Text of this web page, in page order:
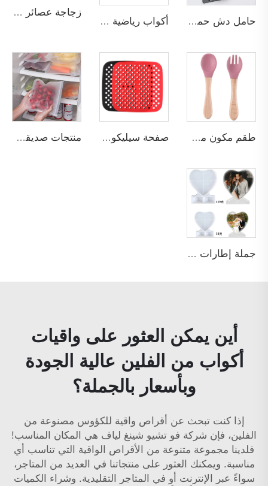
حامل دش حمام متعدد الوظائف وكوب تخزين منظم حسب الطلب، حامل ذكي من السيليكون للفرشاة ومعجون الأسنان قابل للتركيب على الحائط أكواب رياضية قابلة للطي للجيم والسفر، أكواب عازلة قابلة للعزل مصنوعة من السيليكون، زجاجة ماء عازلة
زجاجة عصائر مجمدة بسعة 350 مل، زجاجة متينة لإعداد الآيس كريم والميلك شيك بالتبريد السريع، كوب صنع العصائر المثلجة والسلاشي
طقم مكون من قطعتين حسب الطلب خالي من مادة BPA وآمن للاستخدام مع الطعام، طقم أكل للأطفال الصغار - ملعقة وشوكة برأس سيليكون لين ومقبض خشبي للتغذية صفحة سيليكون قابلة لإعادة الاستخدام، غير لاصقة، خالية من مادة BPA، مناسبة للخبز في الفرن أو المقلاة الهوائية، تُستخدم لتحضير البيتزا والدجاج والمأكولات المقلية والمعجنات منتجات صديقة للبيئة رائجة في البيع بالجملة عام 2026، حاوية بإغلاق سحاب ضد التسرب، غلاف طعام جديد قابل لإعادة الاستخدام، كيس تخزين طعام من السيليكون PEVA بسحاب
جملة إطارات صور سيليكون مخصصة قابلة للتخصيص، قوالب صب راتنج فنية، قالب راتنج إبوكسي على شكل قلب، مستلزمات حرف يدوية لصنع الكعك والشموع
أين يمكن العثور على واقيات
أكواب من الفلين عالية الجودة
وبأسعار بالجملة؟
إذا كنت تبحث عن أقراص واقية للكؤوس مصنوعة من
الفلين، فإن شركة فو تشيو شينغ لياف هي المكان المناسب!
فلدينا مجموعة متنوعة من الأقراص الواقية التي تناسب أي
مناسبة. ويمكنك العثور على منتجاتنا في العديد من المتاجر،
سواءً عبر الإنترنت أو في المتاجر التقليدية. وشراء الكميات